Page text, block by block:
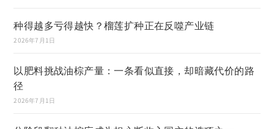
种得越多亏得越快？榴莲扩种正在反噬产业链
2026年7月1日
以肥料挑战油棕产量：一条看似直接，却暗藏代价的路
径
2026年7月1日